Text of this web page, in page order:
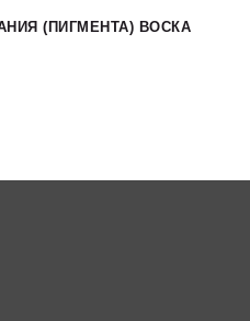
(ПИГМЕНТА) ВОСКА